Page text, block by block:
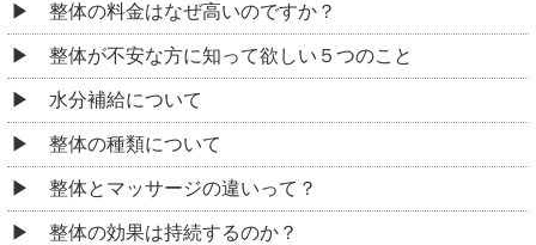
整体の料金はなぜ高いのですか？
整体が不安な方に知って欲しい５つのこと
水分補給について
整体の種類について
整体とマッサージの違いって？
整体の効果は持続するのか？